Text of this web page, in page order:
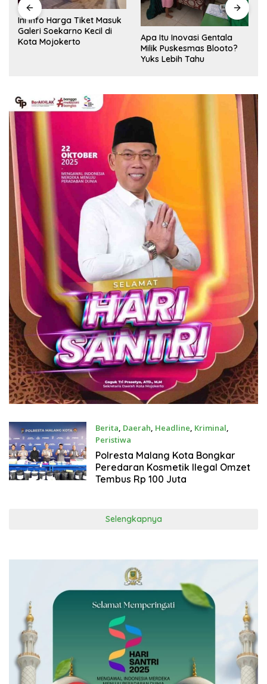
Ini Info Harga Tiket Masuk
Galeri Soekarno Kecil di
Kota Mojokerto
Apa Itu Inovasi Gentala
Milik Puskesmas Blooto?
Yuks Lebih Tahu
Berita, Daerah, Headline, Kriminal,
Peristiwa
Juli 17, 2026
Polresta Malang Kota Bongkar
Peredaran Kosmetik Ilegal Omzet
Tembus Rp 100 Juta
Selengkapnya